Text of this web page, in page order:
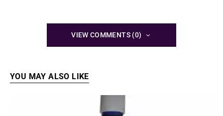
VIEW COMMENTS (0)
YOU MAY ALSO LIKE